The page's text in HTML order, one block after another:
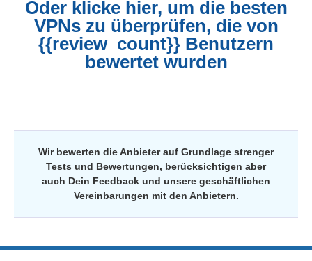
Oder klicke hier, um die besten
VPNs zu überprüfen, die von
{{review_count}} Benutzern
bewertet wurden
Wir bewerten die Anbieter auf Grundlage strenger
Tests und Bewertungen, berücksichtigen aber
auch Dein Feedback und unsere geschäftlichen
Vereinbarungen mit den Anbietern.